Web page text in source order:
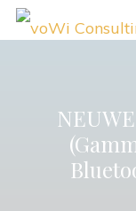
Zum
Inhalt